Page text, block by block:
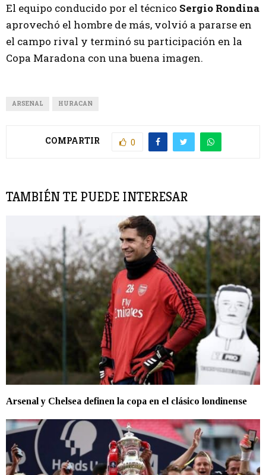
El equipo conducido por el técnico Sergio Rondina
aprovechó el hombre de más, volvió a pararse en
el campo rival y terminó su participación en la
Copa Maradona con una buena imagen.
ARSENAL HURACAN
COMPARTIR 0
TAMBIÉN TE PUEDE INTERESAR
Arsenal y Chelsea definen la copa en el clásico londinense